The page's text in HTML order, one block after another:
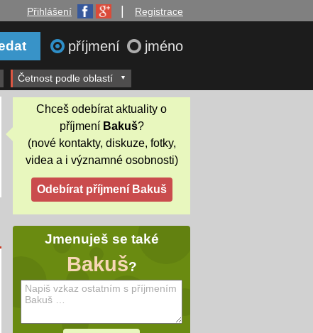
Přihlášení Registrace
příjmení jméno
Četnost podle oblastí
Chceš odebírat aktuality o
příjmení Bakuš?
(nové kontakty, diskuze, fotky,
videa a i významné osobnosti)
Jmenuješ se také
Bakuš?